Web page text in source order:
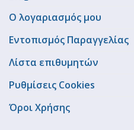
Ο λογαριασμός μου
Εντοπισμός Παραγγελίας
Λίστα επιθυμητών
Ρυθμίσεις Cookies
Όροι Χρήσης